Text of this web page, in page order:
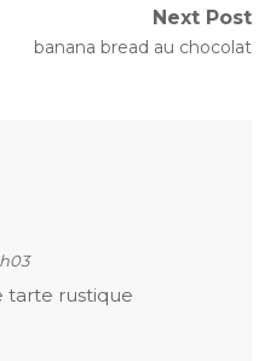
Next Post
Next
banana bread au chocolat
tarte rustique